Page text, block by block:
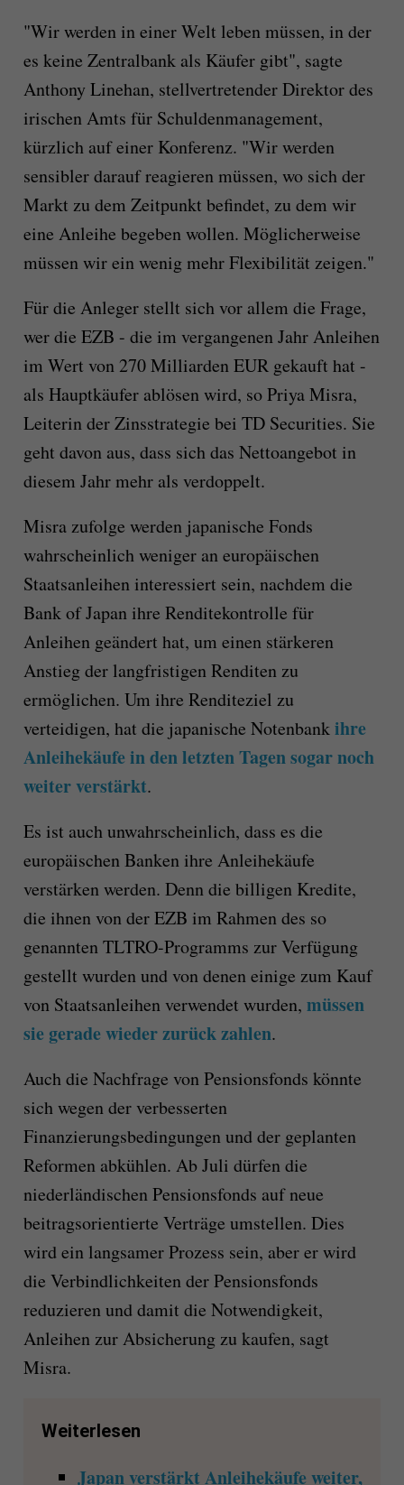
"Wir werden in einer Welt leben müssen, in der
es keine Zentralbank als Käufer gibt", sagte
Anthony Linehan, stellvertretender Direktor des
irischen Amts für Schuldenmanagement,
kürzlich auf einer Konferenz. "Wir werden
sensibler darauf reagieren müssen, wo sich der
Markt zu dem Zeitpunkt befindet, zu dem wir
eine Anleihe begeben wollen. Möglicherweise
müssen wir ein wenig mehr Flexibilität zeigen."
Für die Anleger stellt sich vor allem die Frage,
wer die EZB - die im vergangenen Jahr Anleihen
im Wert von 270 Milliarden EUR gekauft hat -
als Hauptkäufer ablösen wird, so Priya Misra,
Leiterin der Zinsstrategie bei TD Securities. Sie
geht davon aus, dass sich das Nettoangebot in
diesem Jahr mehr als verdoppelt.
Misra zufolge werden japanische Fonds
wahrscheinlich weniger an europäischen
Staatsanleihen interessiert sein, nachdem die
Bank of Japan ihre Renditekontrolle für
Anleihen geändert hat, um einen stärkeren
Anstieg der langfristigen Renditen zu
ermöglichen. Um ihre Renditeziel zu
verteidigen, hat die japanische Notenbankihre
Anleihekäufe in den letzten Tagen sogar noch
weiter verstärkt.
Es ist auch unwahrscheinlich, dass es die
europäischen Banken ihre Anleihekäufe
verstärken werden. Denn die billigen Kredite,
die ihnen von der EZB im Rahmen des so
genannten TLTRO-Programms zur Verfügung
gestellt wurden und von denen einige zum Kauf
von Staatsanleihen verwendet wurden, müssen
sie gerade wieder zurück zahlen.
Auch die Nachfrage von Pensionsfonds könnte
sich wegen der verbesserten
Finanzierungsbedingungen und der geplanten
Reformen abkühlen. Ab Juli dürfen die
niederländischen Pensionsfonds auf neue
beitragsorientierte Verträge umstellen. Dies
wird ein langsamer Prozess sein, aber er wird
die Verbindlichkeiten der Pensionsfonds
reduzieren und damit die Notwendigkeit,
Anleihen zur Absicherung zu kaufen, sagt
Misra.
Weiterlesen
Japan verstärkt Anleihekäufe weiter,